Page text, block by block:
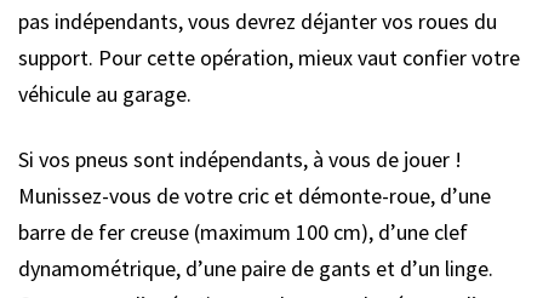
pas indépendants, vous devrez déjanter vos roues du
support. Pour cette opération, mieux vaut confier votre
véhicule au garage.
Si vos pneus sont indépendants, à vous de jouer !
Munissez-vous de votre cric et démonte-roue, d’une
barre de fer creuse (maximum 100 cm), d’une clef
dynamométrique, d’une paire de gants et d’un linge.